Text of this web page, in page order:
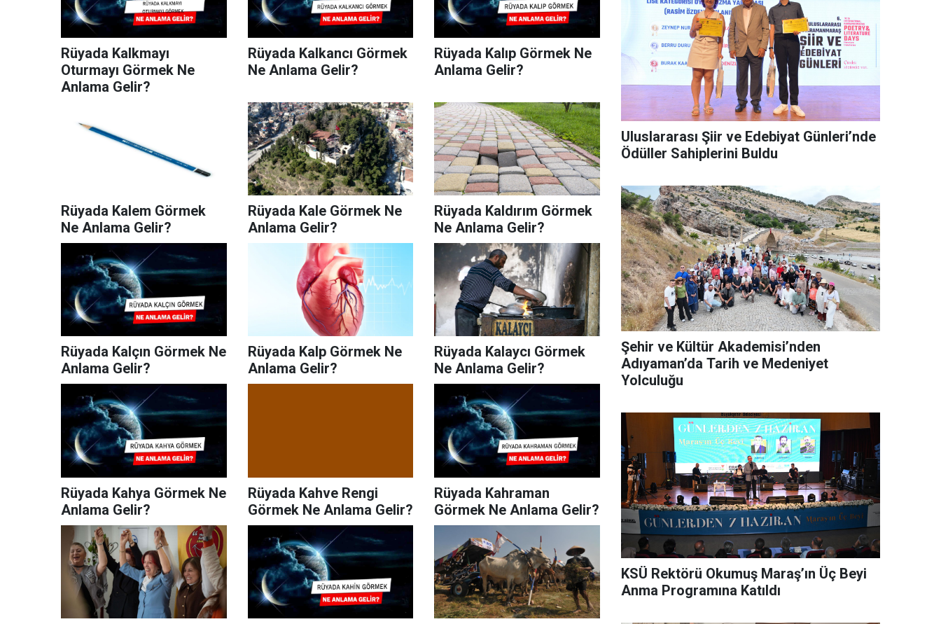
Rüyada Kalkmayı
Oturmayı Görmek Ne
Anlama Gelir?
Rüyada Kalkancı Görmek
Ne Anlama Gelir?
Rüyada Kalıp Görmek Ne
Anlama Gelir?
Rüyada Kalem Görmek
Ne Anlama Gelir?
Rüyada Kale Görmek Ne
Anlama Gelir?
Rüyada Kaldırım Görmek
Ne Anlama Gelir?
Rüyada Kalçın Görmek Ne
Anlama Gelir?
Rüyada Kalp Görmek Ne
Anlama Gelir?
Rüyada Kalaycı Görmek
Ne Anlama Gelir?
Rüyada Kahya Görmek Ne
Anlama Gelir?
Rüyada Kahve Rengi
Görmek Ne Anlama Gelir?
Rüyada Kahraman
Görmek Ne Anlama Gelir?
Uluslararası Şiir ve Edebiyat Günleri’nde
Ödüller Sahiplerini Buldu
Şehir ve Kültür Akademisi’nden
Adıyaman’da Tarih ve Medeniyet
Yolculuğu
KSÜ Rektörü Okumuş Maraş’ın Üç Beyi
Anma Programına Katıldı